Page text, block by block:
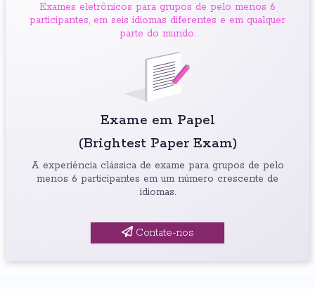
Exames eletrônicos para grupos de pelo menos 6
participantes, em seis idiomas diferentes e em qualquer
parte do mundo.
Exame em Papel
(Brightest Paper Exam)
A experiência clássica de exame para grupos de pelo
menos 6 participantes em um número crescente de
idiomas.
Contate-nos